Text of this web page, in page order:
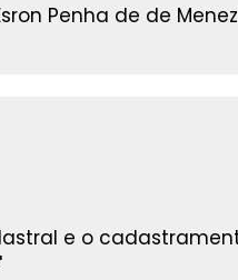
Penha de de
e o